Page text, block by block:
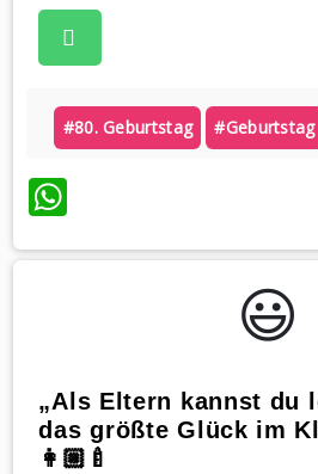
#80. Geburtstag #geburtstag
WhatsApp
😃️
„Als Eltern kannst du
das größte Glück im
👩🏼‍🍼